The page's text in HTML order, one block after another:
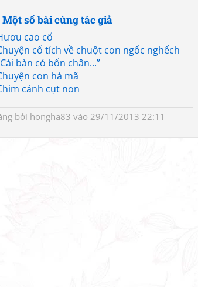
Một số bài cùng tác giả
cao cổ
cổ tích về chuột con ngốc nghếch
bàn có bốn chân...”
con hà mã
cánh cụt non
bởi hongha83 vào 29/11/2013 22:11